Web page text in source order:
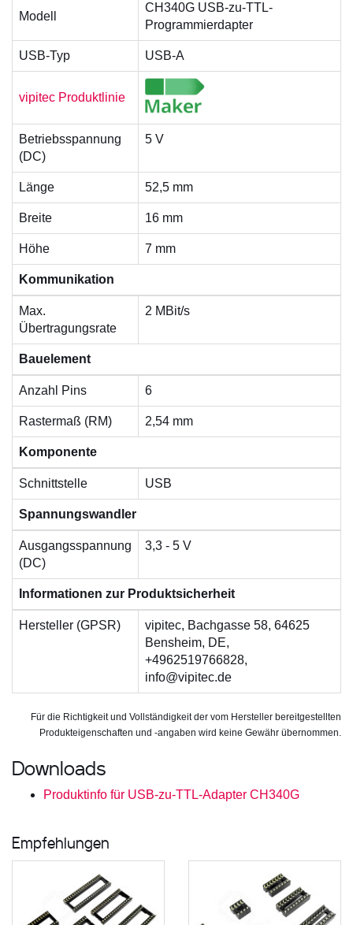
Modell
CH340G USB-zu-TTL-
Programmierdapter
USB-Typ USB-A
vipitec Produktlinie
Betriebsspannung
(DC)
5 V
Länge 52,5 mm
Breite 16 mm
Höhe 7 mm
Kommunikation
Max.
Übertragungsrate
2 MBit/s
Bauelement
Anzahl Pins 6
Rastermaß (RM) 2,54 mm
Komponente
Schnittstelle USB
Spannungswandler
Ausgangsspannung
(DC)
3,3 - 5 V
Informationen zur Produktsicherheit
Hersteller (GPSR)
vipitec, Bachgasse 58, 64625
Bensheim, DE,
+4962519766828,
info@vipitec.de
Für die Richtigkeit und Vollständigkeit der vom Hersteller bereitgestellten
Produkteigenschaften und -angaben wird keine Gewähr übernommen.
Downloads
Produktinfo für USB-zu-TTL-Adapter CH340G
Empfehlungen